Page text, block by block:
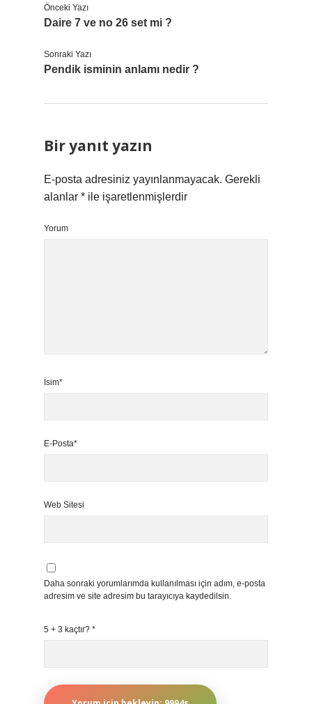
Önceki Yazı
Daire 7 ve no 26 set mi ?
Sonraki Yazı
Pendik isminin anlamı nedir ?
Bir yanıt yazın
E-posta adresiniz yayınlanmayacak. Gerekli
alanlar * ile işaretlenmişlerdir
Yorum
İsim*
E-Posta*
Web Sitesi
Daha sonraki yorumlarımda kullanılması için adım, e-posta
adresim ve site adresim bu tarayıcıya kaydedilsin.
5 + 3 kaçtır? *